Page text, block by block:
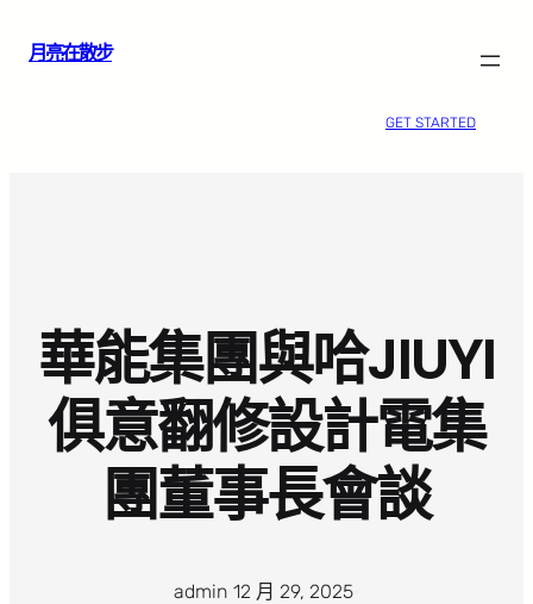
月亮在散步
GET STARTED
華能集團與哈JIUYI
俱意翻修設計電集
團董事長會談
admin 12 月 29, 2025